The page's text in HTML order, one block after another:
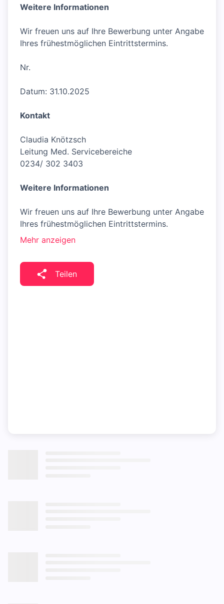
Weitere Informationen
Wir freuen uns auf Ihre Bewerbung unter Angabe
Ihres frühestmöglichen Eintrittstermins.
Nr.
Datum: 31.10.2025
Kontakt
Claudia Knötzsch
Leitung Med. Servicebereiche
0234/ 302 3403
Weitere Informationen
Wir freuen uns auf Ihre Bewerbung unter Angabe
Ihres frühestmöglichen Eintrittstermins.
Mehr anzeigen
Teilen